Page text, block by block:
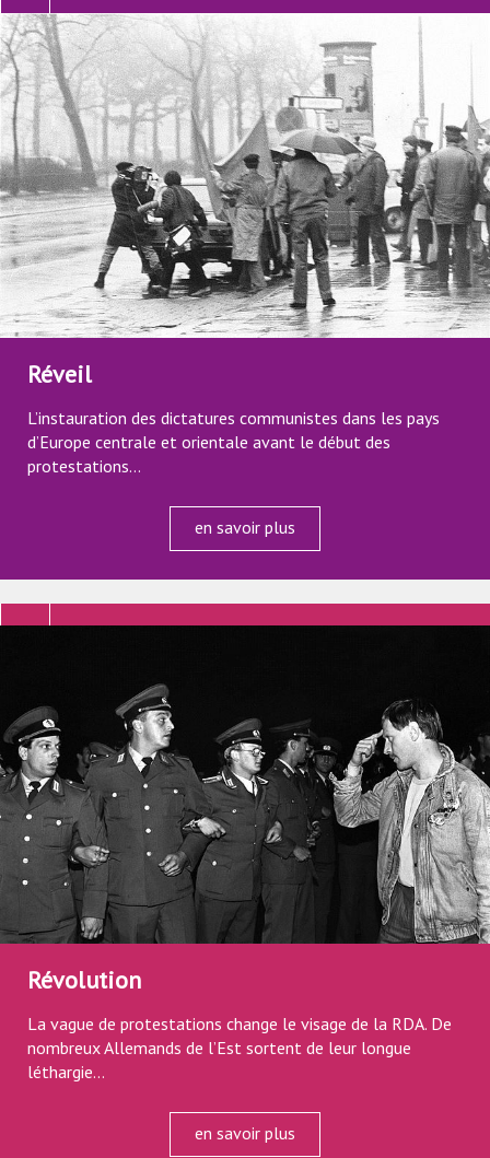
Réveil
L’instauration des dictatures communistes dans les pays
d’Europe centrale et orientale avant le début des
protestations…
en savoir plus
Révolution
La vague de protestations change le visage de la RDA. De
nombreux Allemands de l’Est sortent de leur longue
léthargie...
en savoir plus